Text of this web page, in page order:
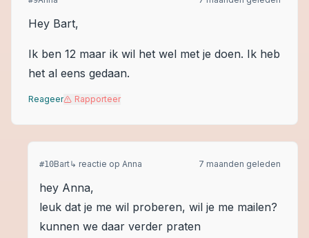
Hey Bart,
Ik ben 12 maar ik wil het wel met je doen. Ik heb
het al eens gedaan.
Reageer Rapporteer
#10Bart↳ reactie op Anna 7 maanden geleden
hey Anna,
leuk dat je me wil proberen, wil je me mailen?
kunnen we daar verder praten